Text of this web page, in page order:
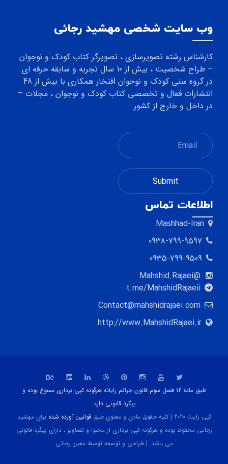
وب سایت شخصی مهشید رجائی
کارشناس رشته تصویرسازی ، تصویرگر کتاب کودک و نوجوان
– طراح شخصیت ، بیش از 10 سال تجربه و سابقه حرفه ای
در گروه سنی کودک و نوجوان افتخار همکاری با بیش از 48
انتشارات فعال و تخصصی کتاب کودک و نوجوان ، مجلات –
در داخل و خارج از کشور
اطلاعات تماس
Mashhad-Iran
0938-799-9597
0935-799-9509
@Mahshid.Rajaei
t.me/MahshidRajaeii
Contact@mahshidrajaei.com
http://www.MahshidRajaei.ir
طبق ماده 12 فصل سوم قانون جرائم رایانه هرگونه کپی برداری ممنوع بوده و
پیگرد قانونی دارد.
کپی رایت 2020 | کلیه حقوق مادی و معنوی طبق
قوانین آورده شده برای مهشید
رجائی محفوظ بوده و هرگونه کپی برداری از محتوا و تصاویر ، دارای پیگرد قانونی
می باشد. | طراحی و توسعه توسط معین رجائی